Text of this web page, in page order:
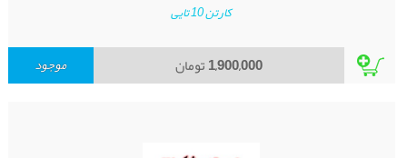
کارتن 10 تایی
1,900,000تومان موجود